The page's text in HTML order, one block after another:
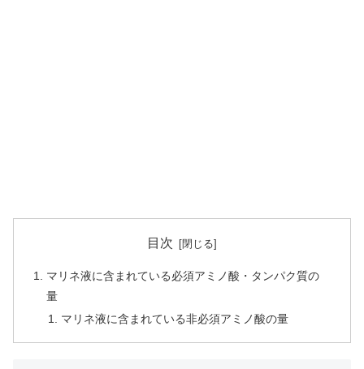
目次
マリネ液に含まれている必須アミノ酸・タンパク質の
量
マリネ液に含まれている非必須アミノ酸の量